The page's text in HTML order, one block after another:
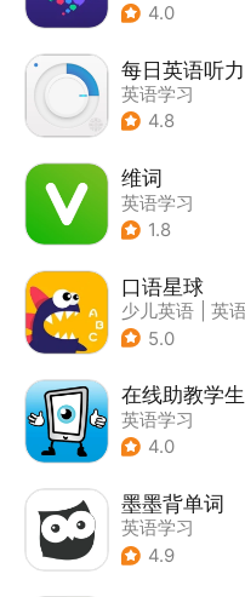
4.0
每日英语听力
英语学习
4.8
维词
英语学习
1.8
口语星球
少儿英语
英
5.0
在线助教学生
英语学习
4.0
墨墨背单词
英语学习
4.9